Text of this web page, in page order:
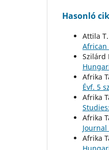
Hasonló
Attila
African
Szilárd
Afrika
Évf. 5
Afrika
Afrika
Afrika